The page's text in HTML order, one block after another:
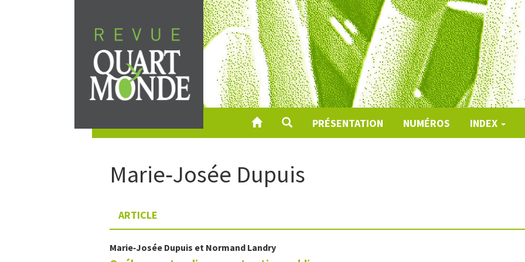
au
contenu
PRÉSENTATION NUMÉROS INDEX
Marie‑Josée Dupuis
ARTICLE
Marie‑Josée Dupuis et Normand Landry